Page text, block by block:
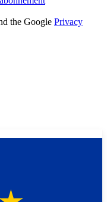
the Google Privacy